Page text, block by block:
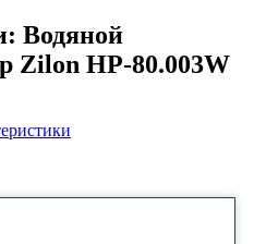
Водяной
Zilon HP-80.003W